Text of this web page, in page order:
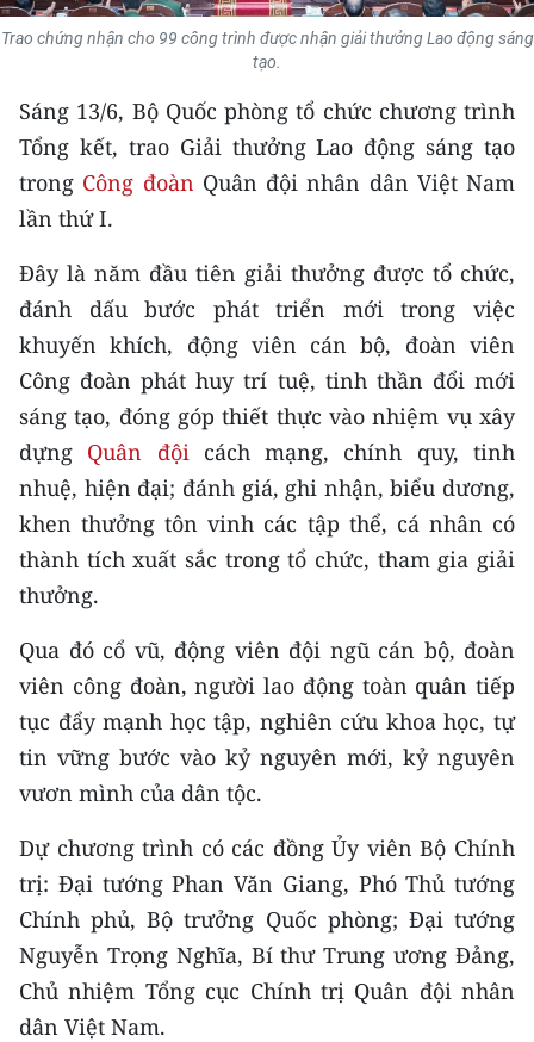
BẠN ĐỌC
TRI THỨC CHUYÊN SÂU
54 DÂN TỘC VIỆT NAM
CHƯƠNG TRÌNH OCOP - MỖI XÃ
MỘT SẢN PHẨM
RADIO
MEDIA CENTER
E-Magazine
Video
Media Chính trị
Media Kinh tế
Media Văn hóa
Media Xã hội
Media Pháp luật
Media Du lịch
Media Thế giới
Media Thể thao
Media Giáo dục
Trao chứng nhận cho 99 công trình được nhận giải thưởng Lao động sáng
tạo.
Sáng 13/6, Bộ Quốc phòng tổ chức chương trình
Tổng kết, trao Giải thưởng Lao động sáng tạo
trong Công đoàn Quân đội nhân dân Việt Nam
lần thứ I.
Đây là năm đầu tiên giải thưởng được tổ chức,
đánh dấu bước phát triển mới trong việc
khuyến khích, động viên cán bộ, đoàn viên
Công đoàn phát huy trí tuệ, tinh thần đổi mới
sáng tạo, đóng góp thiết thực vào nhiệm vụ xây
dựng Quân độicách mạng, chính quy, tinh
nhuệ, hiện đại; đánh giá, ghi nhận, biểu dương,
khen thưởng tôn vinh các tập thể, cá nhân có
thành tích xuất sắc trong tổ chức, tham gia giải
thưởng.
Qua đó cổ vũ, động viên đội ngũ cán bộ, đoàn
viên công đoàn, người lao động toàn quân tiếp
tục đẩy mạnh học tập, nghiên cứu khoa học, tự
tin vững bước vào kỷ nguyên mới, kỷ nguyên
vươn mình của dân tộc.
Dự chương trình có các đồng Ủy viên Bộ Chính
trị: Đại tướng Phan Văn Giang, Phó Thủ tướng
Chính phủ, Bộ trưởng Quốc phòng; Đại tướng
Nguyễn Trọng Nghĩa, Bí thư Trung ương Đảng,
Chủ nhiệm Tổng cục Chính trị Quân đội nhân
dân Việt Nam.